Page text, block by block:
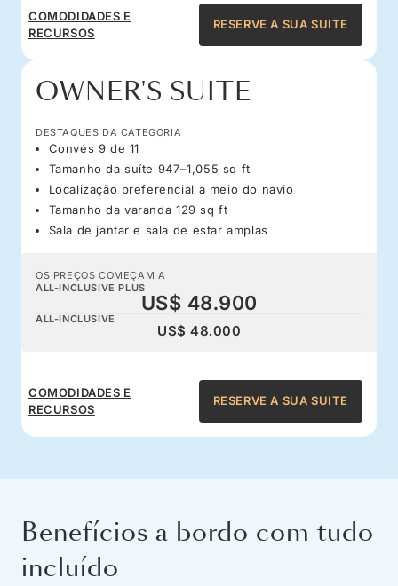
COMODIDADES E
RECURSOS
RESERVE A SUA SUITE
OWNER'S SUITE
DESTAQUES DA CATEGORIA
Convés 9 de 11
Tamanho da suíte 947–1,055 sq ft
Localização preferencial a meio do navio
Tamanho da varanda 129 sq ft
Sala de jantar e sala de estar amplas
OS PREÇOS COMEÇAM A
ALL-INCLUSIVE PLUS
US$ 48.900
ALL-INCLUSIVE
US$ 48.000
COMODIDADES E
RECURSOS
RESERVE A SUA SUITE
Benefícios a bordo com tudo
incluído